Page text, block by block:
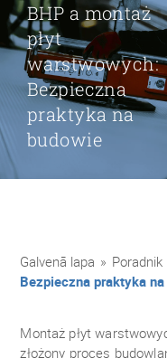
BHP a montaż
płyt
warstwowych:
Bezpieczna
praktyka na
budowie
Galvenā lapa » Poradnik
Bezpieczna praktyka
Montaż płyt
złożony proces